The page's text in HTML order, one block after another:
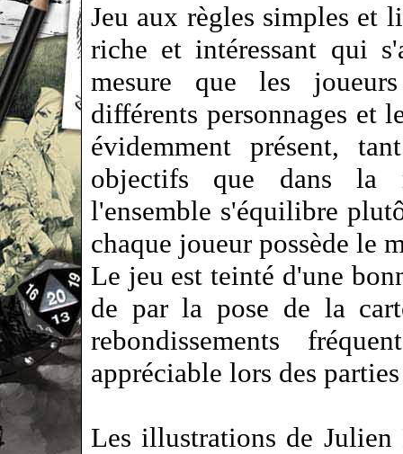
Jeu aux règles simples et
riche et intéressant qui
mesure que les
différents personnages et
évidemment présent,
objectifs que dans la
l'ensemble s'équilibre
chaque joueur possède le
Le jeu est teinté d'une
de par la pose de la
rebondissements
appréciable lors des
Les illustrations de